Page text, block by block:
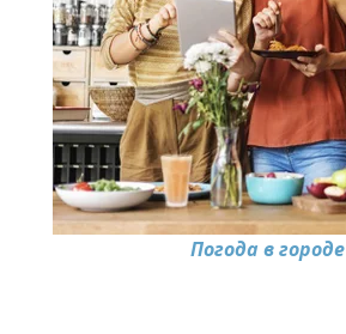
Погода в городе